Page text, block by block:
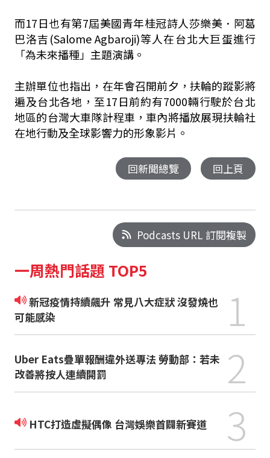
而17日也有第7屆美國青年桂冠詩人莎樂美．阿葛
巴洛吉(Salome Agbaroji)等人在台北大巨蛋進行
「為未來播種」主題演講。
主辦單位也指出，在年會召開前夕，扶輪的蹤影將
遍及台北各地，至17日前約有7000輛行駛於台北
地區的台灣大車隊計程車，車內將播放展現扶輪社
在地行動及全球影響力的形象影片。
回新聞總覽 回上頁
Podcasts URL 訂閱複製
一周熱門話題 TOP5
新冠疫情持續飆升 常見八大症狀 沒發燒也
可能感染
1
Uber Eats疊單報酬違外送專法 勞動部：若未
改善將按人連續開罰
2
HTC打造虛擬偶像 台灣娛樂首闢新賽道
3